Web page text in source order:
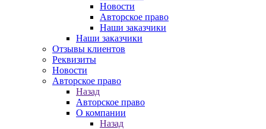
Новости
Авторское право
Наши заказчики
Наши заказчики
Отзывы клиентов
Реквизиты
Новости
Авторское право
Назад
Авторское право
О компании
Назад